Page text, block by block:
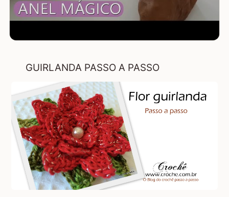
GUIRLANDA PASSO A PASSO